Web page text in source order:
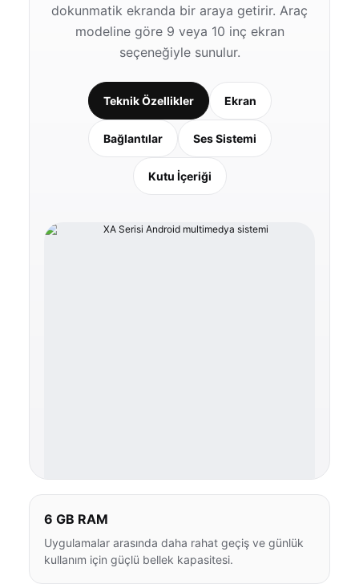
dokunmatik ekranda bir araya getirir. Araç
modeline göre 9 veya 10 inç ekran
seçeneğiyle sunulur.
Teknik Özellikler Ekran
Bağlantılar Ses Sistemi
Kutu İçeriği
6 GB RAM
Uygulamalar arasında daha rahat geçiş ve günlük
kullanım için güçlü bellek kapasitesi.